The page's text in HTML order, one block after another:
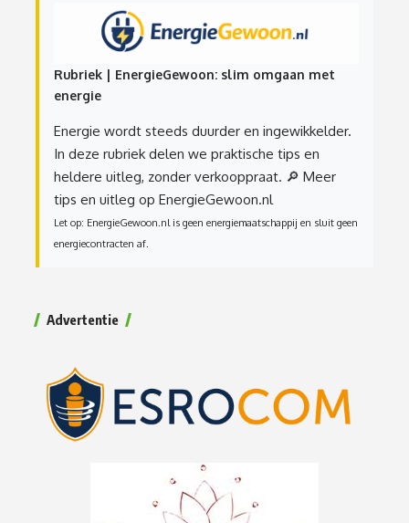
Rubriek | EnergieGewoon: slim omgaan met
energie
Energie wordt steeds duurder en ingewikkelder.
In deze rubriek delen we praktische tips en
heldere uitleg, zonder verkooppraat. 🔎 Meer
tips en uitleg op EnergieGewoon.nl
Let op: EnergieGewoon.nl is geen energiemaatschappij en sluit geen
energiecontracten af.
Advertentie